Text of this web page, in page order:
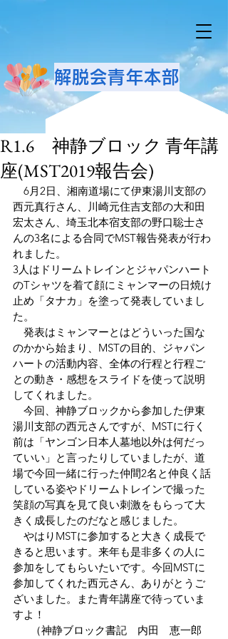
解脱会青年本部
R1.6 神静ブロック 青年講
座(MST2019報告会)
6月2日、湘南道場にて伊東湯川支部の
西元真行さん、川崎元住吉支部の大和田
宏太さん、埼玉北本宿支部の野口聡士さ
んの3名による合同でMST報告発表が行わ
れました。
3人はドリームトレインとジャパンハート
のTシャツを着て顔にミャンマーの日焼け
止め「タナカ」を塗って発表していまし
た。
発表はミャンマーとはどういった国な
のかから始まり、MSTの目的、ジャパン
ハートの活動内容、全体の行程と行程ご
との動き・感想をスライドを使って説明
してくれました。
今回、神静ブロックから参加した伊東
湯川支部の西元さんですが、MSTに行く
前は「ヤンゴン日本人墓地以外は何だっ
ていい」と言ったりしていましたが、道
場で今回一緒に行った仲間2名と仲良く話
している姿やドリームトレインで撮った
笑顔の写真を見て良い刺激をもらって大
きく成長したのだなと感じました。
やはりMSTに参加すると大きく成長で
きると思います。来年も是非多くの人に
参加をしてもらいたいです。今回MSTに
参加してくれた西元さん、ありがとうご
ざいました。また青年講座で待っていま
すよ！
（神静ブロック書記　内田　恵一郎